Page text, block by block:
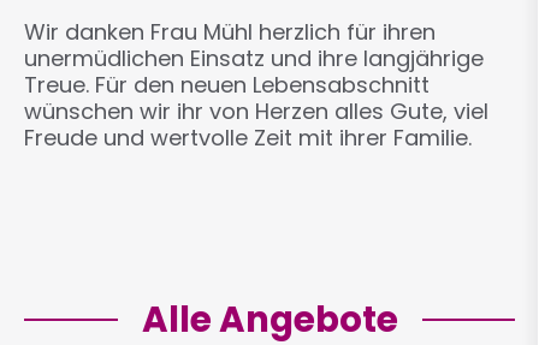
Wir danken Frau Mühl herzlich für ihren
unermüdlichen Einsatz und ihre langjährige
Treue. Für den neuen Lebensabschnitt
wünschen wir ihr von Herzen alles Gute, viel
Freude und wertvolle Zeit mit ihrer Familie.
Alle Angebote